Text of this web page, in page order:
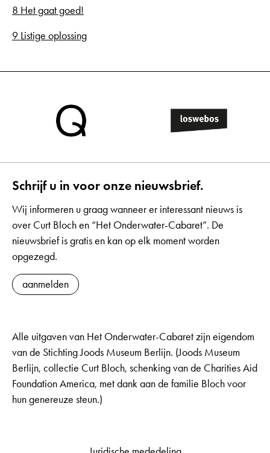
8 Het gaat goed!
9 Listige oplossing
Schrijf u in voor onze nieuwsbrief.
Wij informeren u graag wanneer er interessant nieuws is
over Curt Bloch en “Het Onderwater-Cabaret”. De
nieuwsbrief is gratis en kan op elk moment worden
opgezegd.
aanmelden
Alle uitgaven van Het Onderwater-Cabaret zijn eigendom
van de Stichting Joods Museum Berlijn. (Joods Museum
Berlijn, collectie Curt Bloch, schenking van de Charities Aid
Foundation America, met dank aan de familie Bloch voor
hun genereuze steun.)